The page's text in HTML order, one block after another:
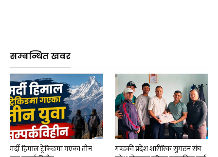
सम्बन्धित खवर
मर्दी हिमाल ट्रेकिङमा गएका तीन
गण्डकी प्रदेश शारीरिक सुगठन संघ